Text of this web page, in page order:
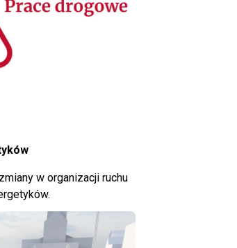
w organizacji ruchu